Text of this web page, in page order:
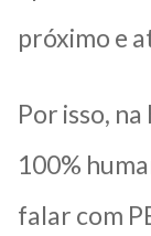
próximo e
Por isso,
100%
falar com